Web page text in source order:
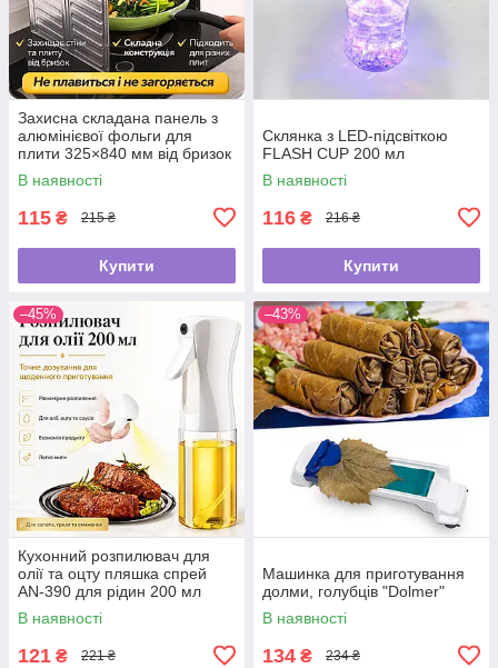
Захисна складана панель з
алюмінієвої фольги для
плити 325×840 мм від бризок
жиру
В наявності
115 ₴ 215 ₴
Купити
Склянка з LED-підсвіткою
FLASH CUP 200 мл
В наявності
116 ₴ 216 ₴
Купити
–45%
Кухонний розпилювач для
олії та оцту пляшка спрей
AN-390 для рідин 200 мл
В наявності
121 ₴ 221 ₴
–43%
Машинка для приготування
долми, голубців "Dolmer"
В наявності
134 ₴ 234 ₴